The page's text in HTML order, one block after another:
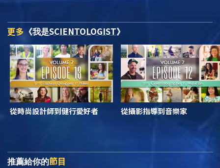
更多 《我是SCIENTOLOGIST》
從時尚設計師到健行愛好者 從攝影指導到音樂家
推薦給你的節目